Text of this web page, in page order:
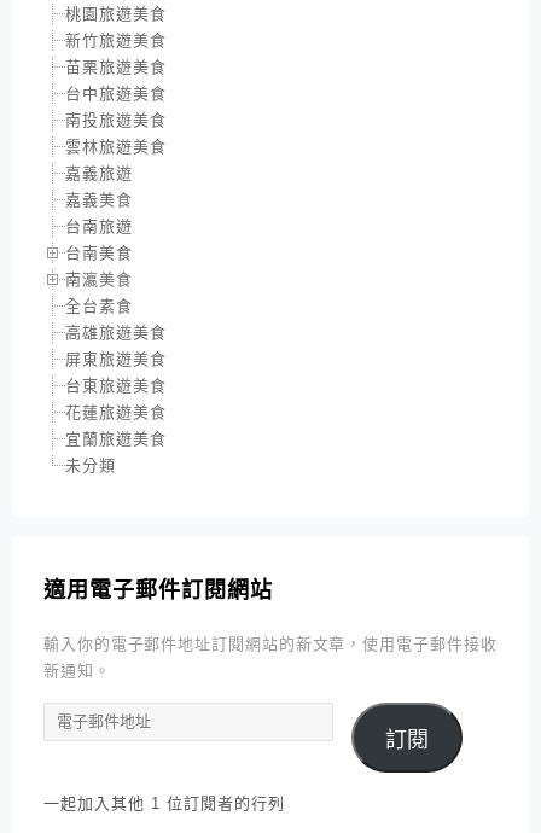
桃園旅遊美食
新竹旅遊美食
苗栗旅遊美食
台中旅遊美食
南投旅遊美食
雲林旅遊美食
嘉義旅遊
嘉義美食
台南旅遊
台南美食
南瀛美食
全台素食
高雄旅遊美食
屏東旅遊美食
台東旅遊美食
花蓮旅遊美食
宜蘭旅遊美食
未分類
適用電子郵件訂閱網站
輸入你的電子郵件地址訂閱網站的新文章，使用電子郵件接收
新通知。
電
子
件
訂閱
一起加入其他 1 位訂閱者的行列